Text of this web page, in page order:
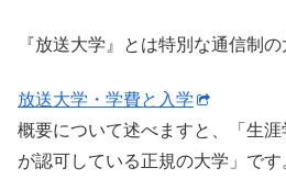
『放送大学』とは特別な通信制の
放送大学・学費と入学
概要について述べますと、「生
が認可している正規の大学」です